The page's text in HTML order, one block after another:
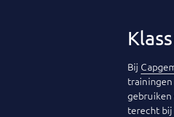
Bij
gebruiken
terecht